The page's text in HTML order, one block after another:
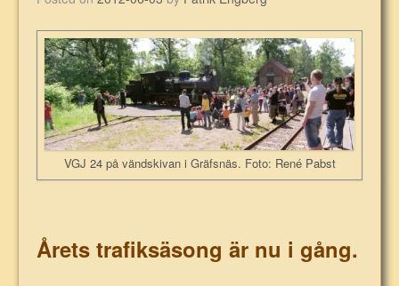
VGJ 24 på vändskivan i Gräfsnäs. Foto: René Pabst
Årets trafiksäsong är nu i gång.